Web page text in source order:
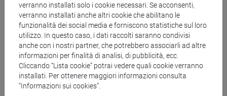
[FT1] CONSERVAZIONE E GESTIONE DEI BENI
E DELLE ATTIVITÀ CULTURALI - Laurea
archeologico
[FT2] FILOSOFIA - Laurea
filosofia e storia
[FT3] LETTERE - Laurea
scienze del testo letterario e della comunicazione
[FT5] STORIA - Laurea
verranno installati solo i cookie necessari. Se acconsenti,
verranno installati anche altri cookie che abilitano le
funzionalità dei social media e forniscono statistiche sul loro
utilizzo. In questo caso, i dati raccolti saranno condivisi
anche con i nostri partner, che potrebbero associarli ad altre
informazioni per finalità di analisi, di pubblicità, ecc.
Cliccando “Lista cookie” potrai vedere quali cookie verranno
installati. Per ottenere maggiori informazioni consulta
“Informazioni sui cookies”.